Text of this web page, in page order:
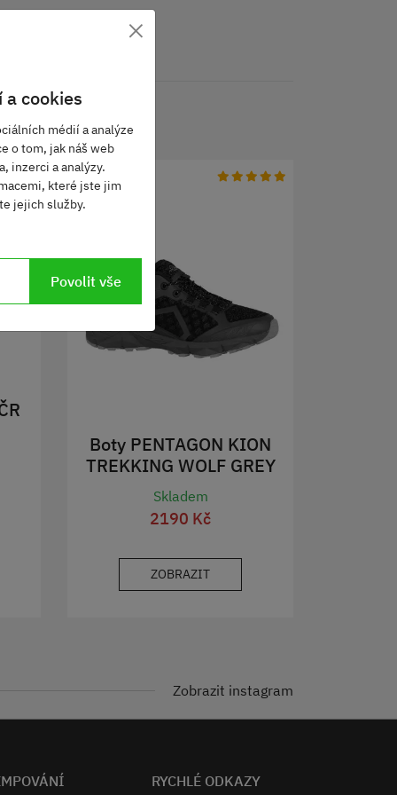
Boty PENTAGON KION
TREKKING WOLF GREY
Skladem
2190 Kč
ZOBRAZIT
Zobrazit instagram
RYCHLÉ ODKAZY
×
cookies
médií a analýze
o tom, jak náš web
inzerci a analýzy.
které jste jim
jejich služby.
Povolit vše